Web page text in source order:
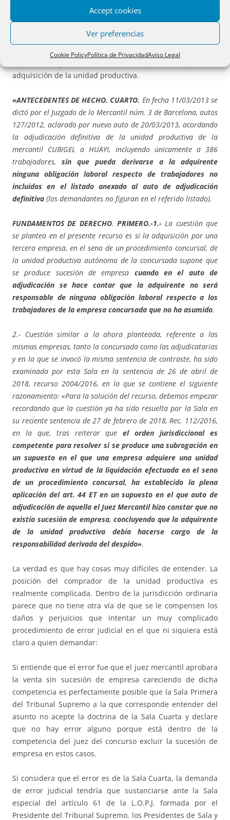
Accept cookies
Ver preferencias
Cookie PolicyPolítica de PrivacidadAviso Legal
juez de lo mercantil es papel mojado para el juez de lo
empresa se ve obligado a atender unos pagos de los que
había sido expresamente relevado, conforme al plan de
adquisición de la unidad productiva.
«ANTECEDENTES DE HECHO. CUARTO. En fecha 11/03/2013 se
dictó por el Juzgado de lo Mercantil núm. 3 de Barcelona, autos
127/2012, aclarado por nuevo auto de 20/03/2013, acordando
la adjudicación definitiva de la unidad productiva de la
mercantil CUBIGEL a HUAYI, incluyendo únicamente a 386
trabajadores,sin que pueda derivarse a la adquirente
ninguna obligación laboral respecto de trabajadores no
incluidos en el listado anexado al auto de adjudicación
definitiva (los demandantes no figuran en el referido listado).
FUNDAMENTOS DE DERECHO.PRIMERO.-1.- La cuestión que
se plantea en el presente recurso es si la adquisición por una
tercera empresa, en el seno de un procedimiento concursal, de
la unidad productiva autónoma de la concursada supone que
se produce sucesión de empresa cuando en el auto de
adjudicación se hace contar que la adquirente no será
responsable de ninguna obligación laboral respecto a los
trabajadores de la empresa concursada que no ha asumido.
2.- Cuestión similar a la ahora planteada, referente a las
mismas empresas, tanto la concursada como las adjudicatarias
y en la que se invocó la misma sentencia de contraste, ha sido
examinada por esta Sala en la sentencia de 26 de abril de
2018, recurso 2004/2016, en la que se contiene el siguiente
razonamiento: «Para la solución del recurso, debemos empezar
recordando que la cuestión ya ha sido resuelta por la Sala en
su reciente sentencia de 27 de febrero de 2018, Rec. 112/2016,
en la que, tras reiterar queel orden jurisdiccional es
competente para resolver si se produce una subrogación en
un supuesto en el que una empresa adquiere una unidad
productiva en virtud de la liquidación efectuada en el seno
de un procedimiento concursal, ha establecido la plena
aplicación del art. 44 ET en un supuesto en el que auto de
adjudicación de aquella el Juez Mercantil hizo constar que no
existía sucesión de empresa, concluyendo que la adquirente
de la unidad productiva debía hacerse cargo de la
responsabilidad derivada del despido».
La verdad es que hay cosas muy difíciles de entender. La
posición del comprador de la unidad productiva es
realmente complicada. Dentro de la jurisdicción ordinaria
parece que no tiene otra vía de que se le compensen los
daños y perjuicios que intentar un muy complicado
procedimiento de error judicial en el que ni siquiera está
claro a quien demandar:
Si entiende que el error fue que el juez mercantil aprobara
la venta sin sucesión de empresa careciendo de dicha
competencia es perfectamente posible que la Sala Primera
del Tribunal Supremo a la que corresponde entender del
asunto no acepte la doctrina de la Sala Cuarta y declare
que no hay error alguno porque está dentro de la
competencia del juez del concurso excluir la sucesión de
empresa en estos casos.
Si considera que el error es de la Sala Cuarta, la demanda
de error judicial tendría que sustanciarse ante la Sala
especial del artículo 61 de la L.O.P.J. formada por el
Presidente del Tribunal Supremo, los Presidentes de Sala y